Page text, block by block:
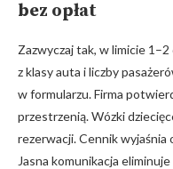
bez opłat
Zazwyczaj tak, w limicie
z klasy auta i liczby
w formularzu. Firma
przestrzenią. Wózki
rezerwacji. Cennik
Jasna komunikacja